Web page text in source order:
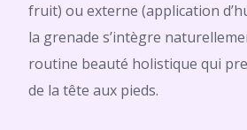
fruit) ou externe (application
la grenade s’intègre
routine beauté holistique qui
de la tête aux pieds.